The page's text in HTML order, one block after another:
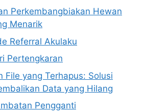
Perkembangbiakan Hewan
Menarik
Referral Akulaku
Pertengkaran
File yang Terhapus: Solusi
Data yang Hilang
Pengganti